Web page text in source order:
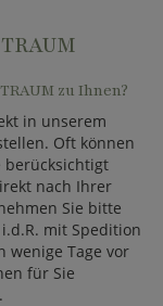
zu Ihnen?
in unserem
Oft können
berücksichtigt
nach Ihrer
Sie bitte
mit Spedition
wenige Tage vor
für Sie